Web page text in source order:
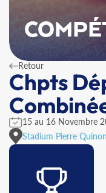
Retour
Chpts
15 au 16 Novembre
Stadium Pierre